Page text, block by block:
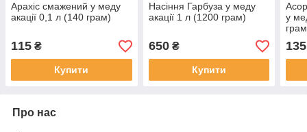
Арахіс смажений у меду
акації 0,1 л (140 грам)
115 ₴
Купити
Насіння Гарбуза у меду
акації 1 л (1200 грам)
650₴
Купити
у
135
Про нас